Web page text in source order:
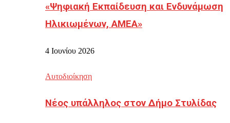
«Ψηφιακή Εκπαίδευση και Ενδυνάμωση
Ηλικιωμένων, ΑΜΕΑ»
4 Ιουνίου 2026
Αυτοδιοίκηση
Νέος υπάλληλος στον Δήμο Στυλίδας